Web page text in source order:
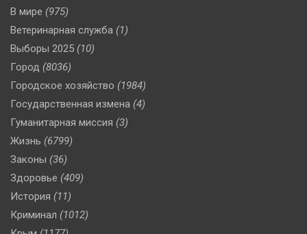
В мире (975)
Ветеринарная служба (1)
Выборы 2025 (10)
Город (8036)
Городское хозяйство (1984)
Государственная измена (4)
Гуманитарная миссия (3)
Жизнь (6799)
Законы (36)
Здоровье (409)
История (11)
Криминал (1012)